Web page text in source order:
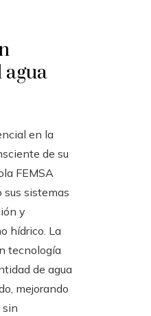
agua
en la
de su
FEMSA
sus sistemas
y
hídrico. La
tecnología
de agua
mejorando
sin